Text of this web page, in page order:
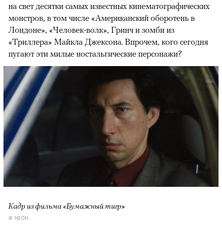
на свет десятки самых известных кинематографических
монстров, в том числе «Американский оборотень в
Лондоне», «Человек-волк», Гринч и зомби из
«Триллера» Майкла Джексона. Впрочем, кого сегодня
пугают эти милые ностальгические персонажи?
Кадр из фильма «Бумажный тигр»
© NEON